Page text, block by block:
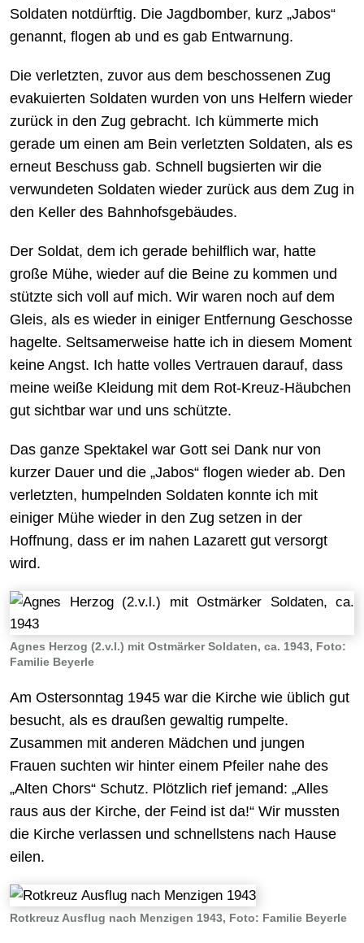
Soldaten notdürftig. Die Jagdbomber, kurz „Jabos“
genannt, flogen ab und es gab Entwarnung.
Die verletzten, zuvor aus dem beschossenen Zug
evakuierten Soldaten wurden von uns Helfern wieder
zurück in den Zug gebracht. Ich kümmerte mich
gerade um einen am Bein verletzten Soldaten, als es
erneut Beschuss gab. Schnell bugsierten wir die
verwundeten Soldaten wieder zurück aus dem Zug in
den Keller des Bahnhofsgebäudes.
Der Soldat, dem ich gerade behilflich war, hatte
große Mühe, wieder auf die Beine zu kommen und
stützte sich voll auf mich. Wir waren noch auf dem
Gleis, als es wieder in einiger Entfernung Geschosse
hagelte. Seltsamerweise hatte ich in diesem Moment
keine Angst. Ich hatte volles Vertrauen darauf, dass
meine weiße Kleidung mit dem Rot-Kreuz-Häubchen
gut sichtbar war und uns schützte.
Das ganze Spektakel war Gott sei Dank nur von
kurzer Dauer und die „Jabos“ flogen wieder ab. Den
verletzten, humpelnden Soldaten konnte ich mit
einiger Mühe wieder in den Zug setzen in der
Hoffnung, dass er im nahen Lazarett gut versorgt
wird.
Agnes Herzog (2.v.l.) mit Ostmärker Soldaten, ca. 1943, Foto:
Familie Beyerle
Am Ostersonntag 1945 war die Kirche wie üblich gut
besucht, als es draußen gewaltig rumpelte.
Zusammen mit anderen Mädchen und jungen
Frauen suchten wir hinter einem Pfeiler nahe des
„Alten Chors“ Schutz. Plötzlich rief jemand: „Alles
raus aus der Kirche, der Feind ist da!“ Wir mussten
die Kirche verlassen und schnellstens nach Hause
eilen.
Rotkreuz Ausflug nach Menzigen 1943, Foto: Familie Beyerle